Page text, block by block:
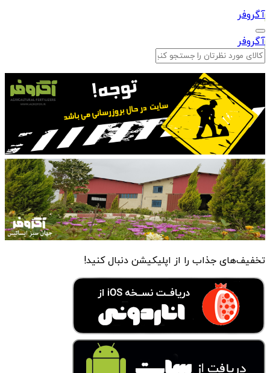
آگروفر
آگروفر
تخفیف‌های جذاب را از اپلیکیشن دنبال کنید!